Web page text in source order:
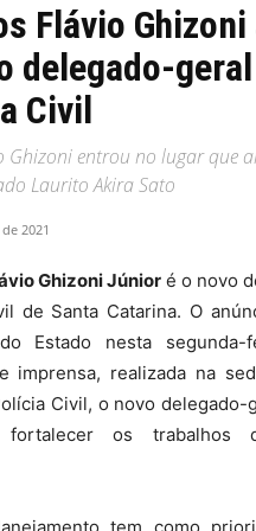
Flávio
delegado-
Civil
Ghizoni entrou no lugar que
Laurito Akira Sato
2021
Ghizoni Júnior é o novo
de Santa Catarina. O
Estado nesta
imprensa, realizada na
Civil, o novo delegado-
fortalecer os trabalhos